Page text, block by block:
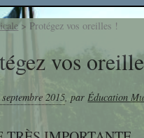
équipes
> Protégez vos oreilles !
vos
2015,parÉducation